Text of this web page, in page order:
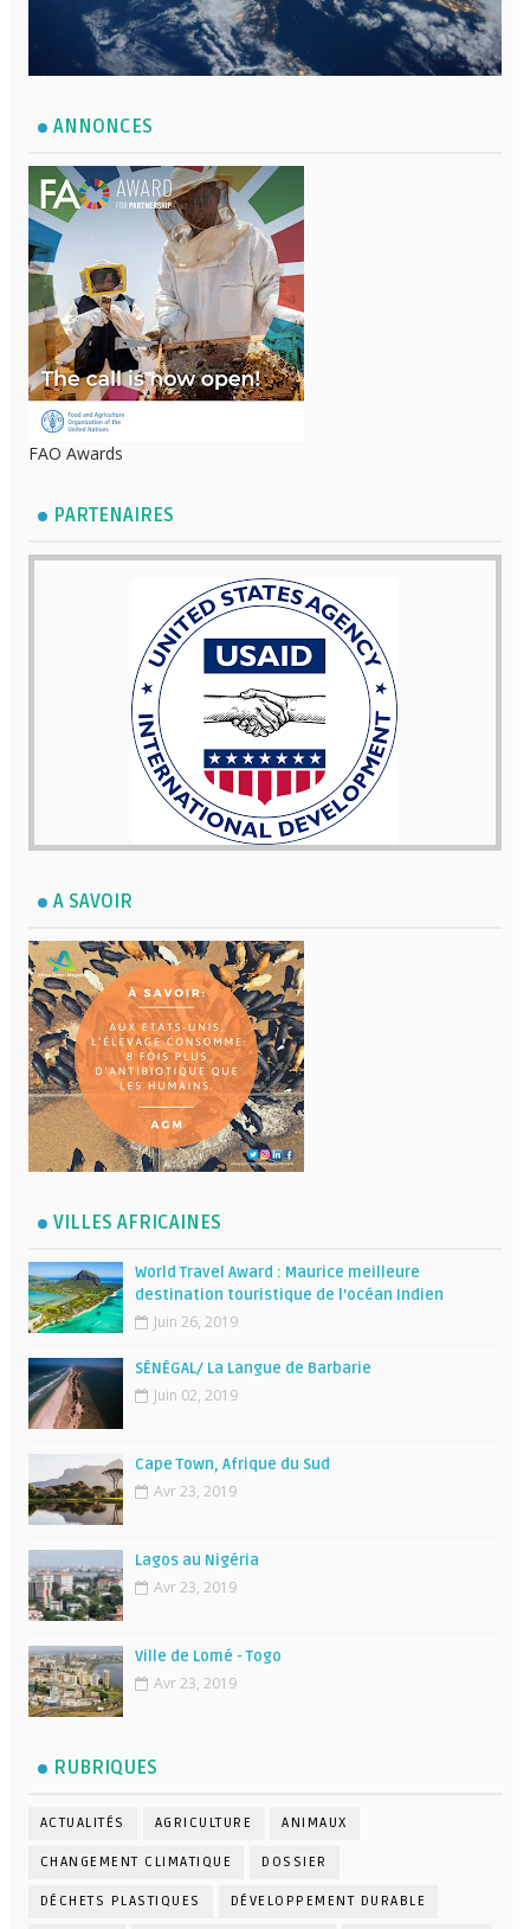
ANNONCES
FAO Awards
PARTENAIRES
A SAVOIR
VILLES AFRICAINES
World Travel Award : Maurice meilleure
destination touristique de l’océan Indien
Juin 26, 2019
SÉNÉGAL/ La Langue de Barbarie
Juin 02, 2019
Cape Town, Afrique du Sud
Avr 23, 2019
Lagos au Nigéria
Avr 23, 2019
Ville de Lomé - Togo
Avr 23, 2019
RUBRIQUES
ACTUALITÉS AGRICULTURE ANIMAUX
CHANGEMENT CLIMATIQUE DOSSIER
DÉCHETS PLASTIQUES DÉVELOPPEMENT DURABLE